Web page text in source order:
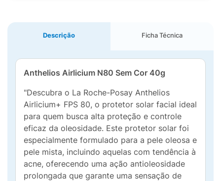
Descrição Ficha Técnica
Anthelios Airlicium N80 Sem Cor 40g
"Descubra o La Roche-Posay Anthelios
Airlicium+ FPS 80, o protetor solar facial ideal
para quem busca alta proteção e controle
eficaz da oleosidade. Este protetor solar foi
especialmente formulado para a pele oleosa e
pele mista, incluindo aquelas com tendência à
acne, oferecendo uma ação antioleosidade
prolongada que garante uma sensação de